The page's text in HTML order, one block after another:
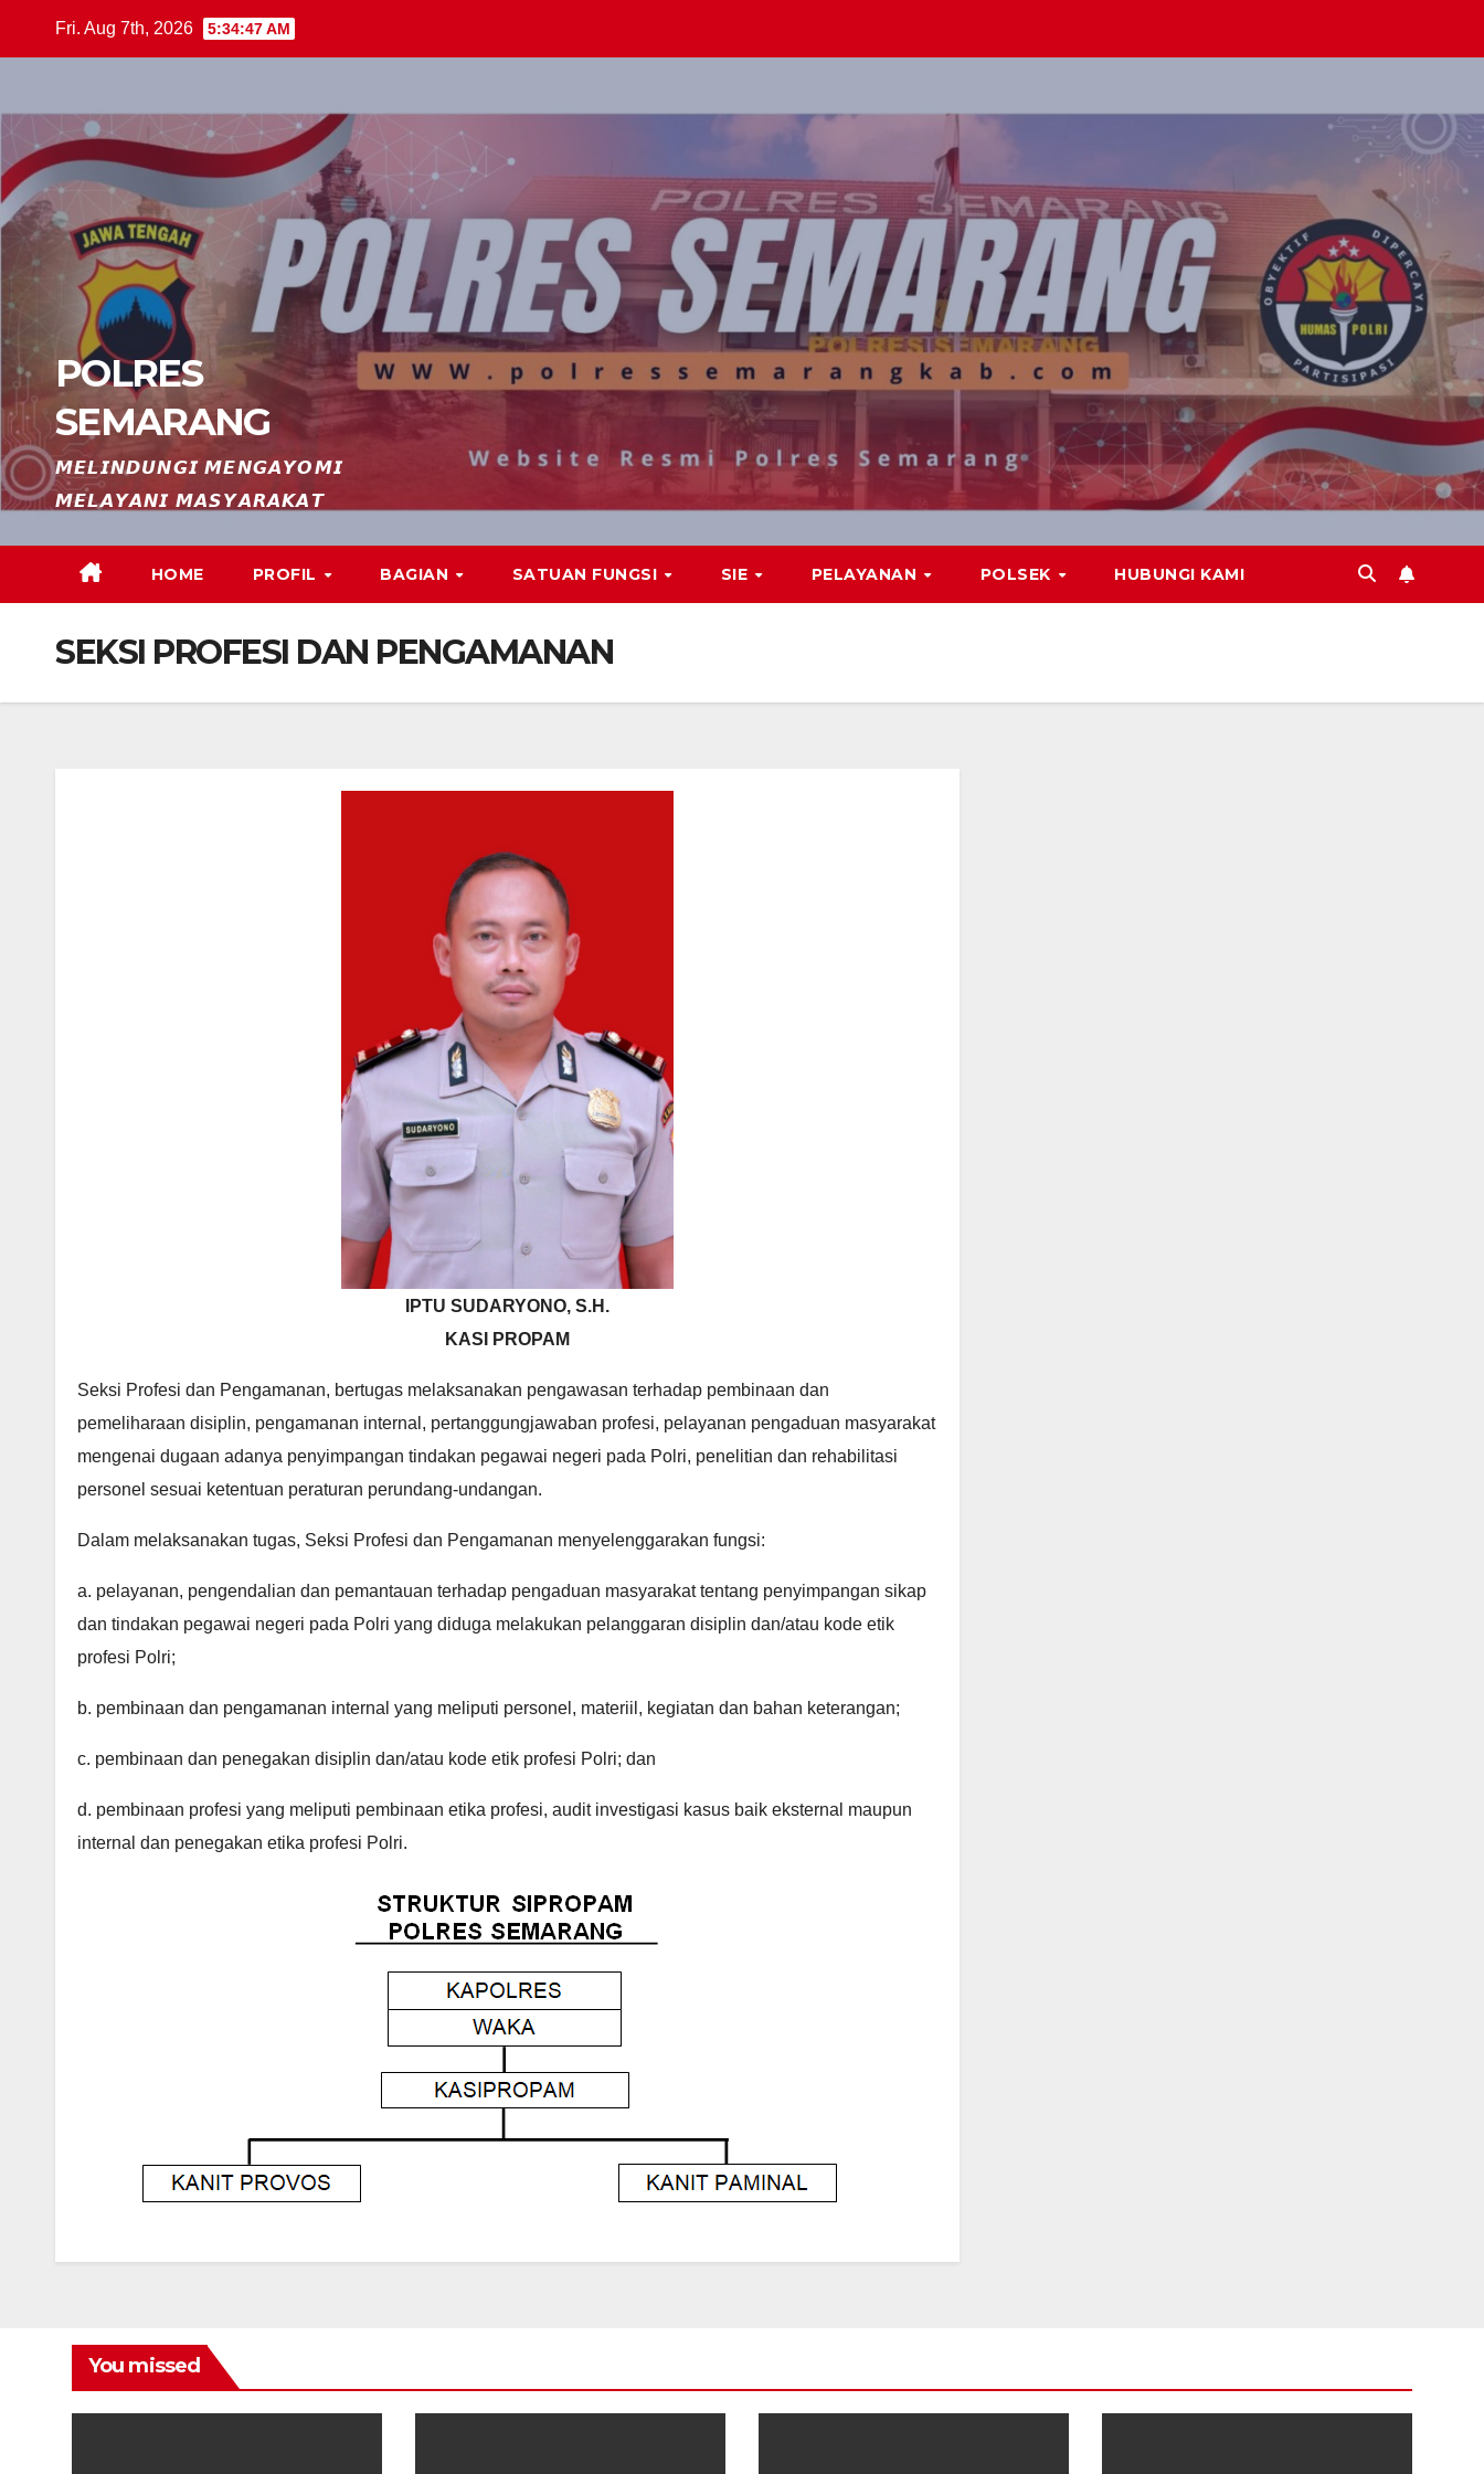
Fri. Aug 7th, 2026 5:34:48 AM
POLRES
SEMARANG
𝙈𝙀𝙇𝙄𝙉𝘿𝙐𝙉𝙂𝙄 𝙈𝙀𝙉𝙂𝘼𝙔𝙊𝙈𝙄
𝙈𝙀𝙇𝘼𝙔𝘼𝙉𝙄 𝙈𝘼𝙎𝙔𝘼𝙍𝘼𝙆𝘼𝙏
HOME PROFIL BAGIAN SATUAN FUNGSI SIE PELAYANAN POLSEK HUBUNGI KAMI
SEKSI PROFESI DAN PENGAMANAN
IPTU SUDARYONO, S.H.
KASI PROPAM
Seksi Profesi dan Pengamanan, bertugas melaksanakan pengawasan terhadap pembinaan dan
pemeliharaan disiplin, pengamanan internal, pertanggungjawaban profesi, pelayanan pengaduan masyarakat
mengenai dugaan adanya penyimpangan tindakan pegawai negeri pada Polri, penelitian dan rehabilitasi
personel sesuai ketentuan peraturan perundang-undangan.
Dalam melaksanakan tugas, Seksi Profesi dan Pengamanan menyelenggarakan fungsi:
a. pelayanan, pengendalian dan pemantauan terhadap pengaduan masyarakat tentang penyimpangan sikap
dan tindakan pegawai negeri pada Polri yang diduga melakukan pelanggaran disiplin dan/atau kode etik
profesi Polri;
b. pembinaan dan pengamanan internal yang meliputi personel, materiil, kegiatan dan bahan keterangan;
c. pembinaan dan penegakan disiplin dan/atau kode etik profesi Polri; dan
d. pembinaan profesi yang meliputi pembinaan etika profesi, audit investigasi kasus baik eksternal maupun
internal dan penegakan etika profesi Polri.
You missed